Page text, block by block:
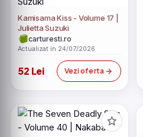
Kamisama Kiss - Volume 17 |
Julietta Suzuki
carturesti.ro
Actualizat in 24/07/2026
52 Lei Vezi oferta